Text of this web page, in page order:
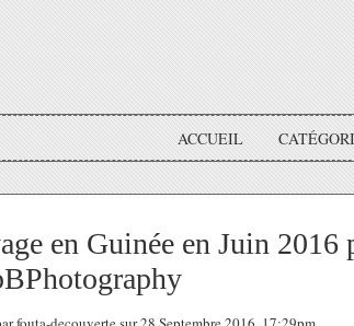
ACCUEIL
en Guinée en Juin 2016